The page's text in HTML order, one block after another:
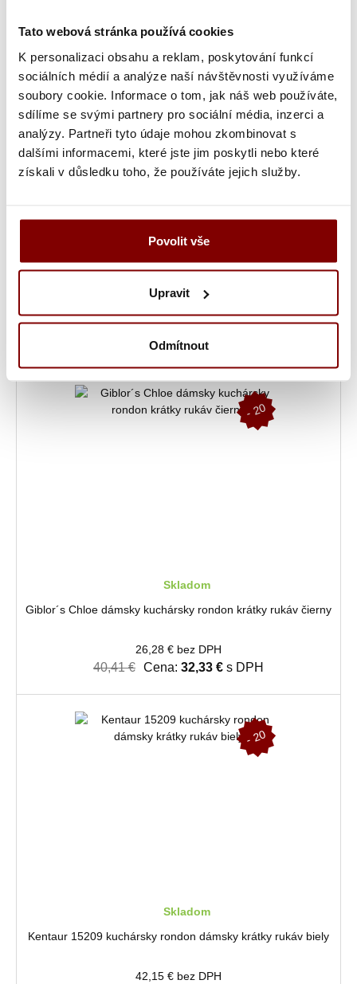
Tato webová stránka používá cookies
K personalizaci obsahu a reklam, poskytování funkcí
sociálních médií a analýze naší návštěvnosti využíváme
soubory cookie. Informace o tom, jak náš web používáte,
sdílíme se svými partnery pro sociální média, inzerci a
analýzy. Partneři tyto údaje mohou zkombinovat s
dalšími informacemi, které jste jim poskytli nebo které
získali v důsledku toho, že používáte jejich služby.
Povolit vše
Upravit
Odmítnout
-
2
1
%
1,29 € bez DPH
Cena:1,59 €
-
2
0
Skladom
Giblor´s Chloe dámsky kuchársky rondon krátky rukáv čierny
26,28 € bez DPH
40,41 € Cena: 32,33 € s DPH
-
2
0
Skladom
Kentaur 15209 kuchársky rondon dámsky krátky rukáv biely
42,15 € bez DPH